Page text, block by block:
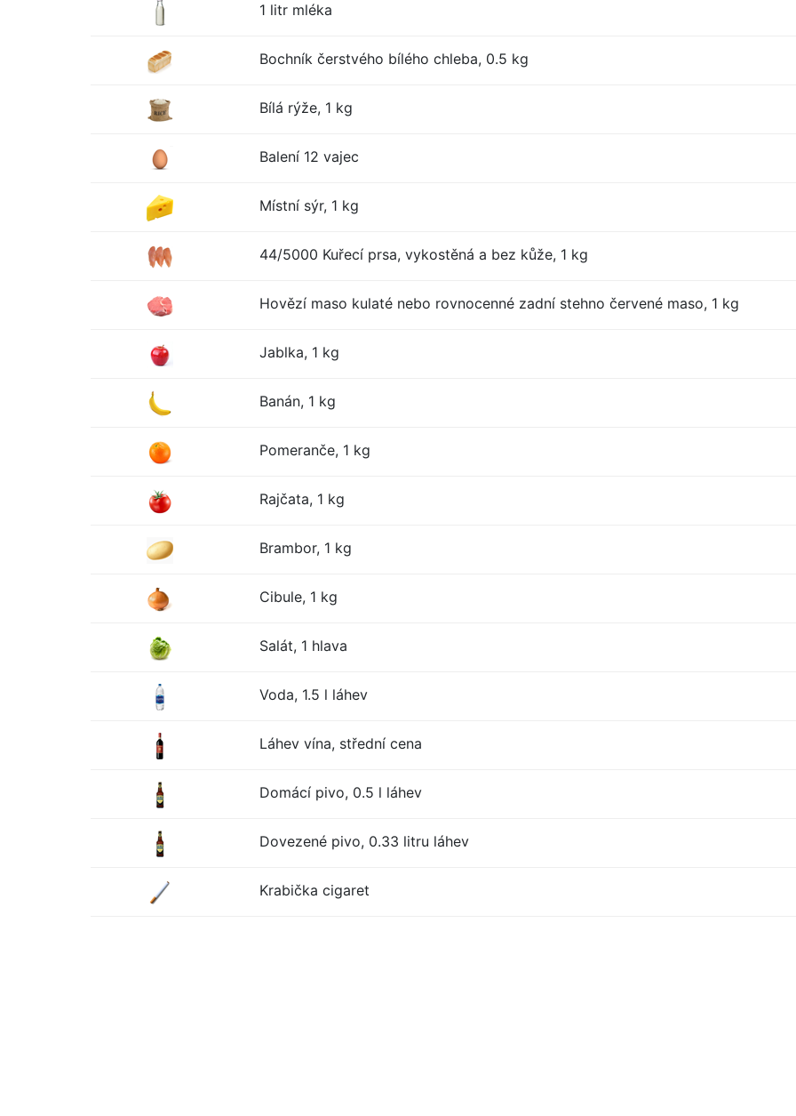
1 litr mléka
Bochník čerstvého bílého chleba, 0.5 kg
Bílá rýže, 1 kg
Balení 12 vajec
Místní sýr, 1 kg
44/5000 Kuřecí prsa, vykostěná a bez kůže, 1 kg
Hovězí maso kulaté nebo rovnocenné zadní stehno červené maso, 1 kg
Jablka, 1 kg
Banán, 1 kg
Pomeranče, 1 kg
Rajčata, 1 kg
Brambor, 1 kg
Cibule, 1 kg
Salát, 1 hlava
Voda, 1.5 l láhev
Láhev vína, střední cena
Domácí pivo, 0.5 l láhev
Dovezené pivo, 0.33 litru láhev
Krabička cigaret